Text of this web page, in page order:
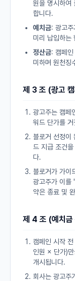
원을 명시하여
합니다.
예치금: 광고
미리 납입하는
정산금: 캠페
미하며 원천징
제 3 조 (광고
광고주는 캠페
워드 단가를
블로거 선정이
드 지급 조건
다.
블로거가 가이
광고주가 이를
약은 종료 및
제 4 조 (예치금
캠페인 시작
인원 × 단가)만
개시됩니다.
회사는 광고주